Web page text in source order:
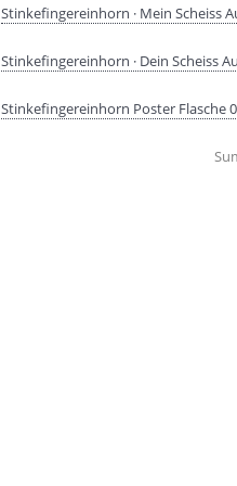
Stinkefingereinhorn · Mein Scheiss
Stinkefingereinhorn · Dein Scheiss
Stinkefingereinhorn Poster Flasche